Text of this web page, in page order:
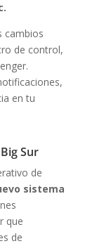
cambios
de control,
en tu
Sur
de
sistema
que
de